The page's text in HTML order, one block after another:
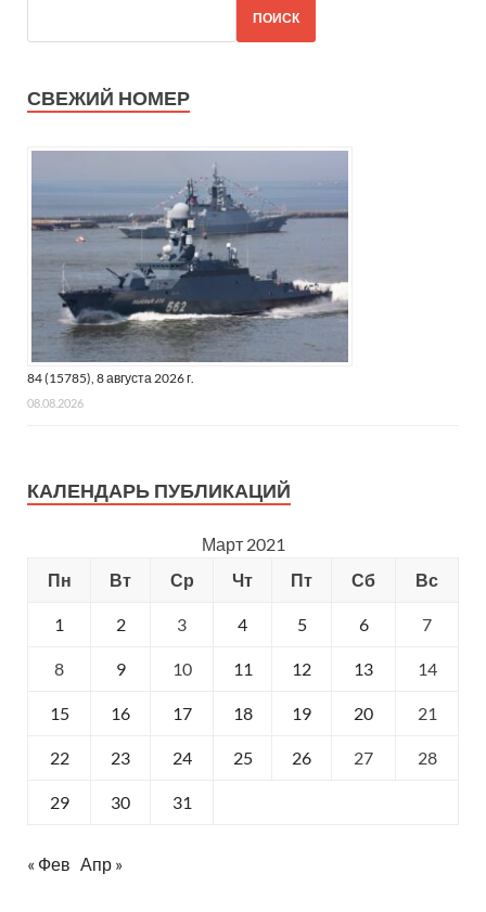
ПОИСК
СВЕЖИЙ НОМЕР
84 (15785), 8 августа 2026 г.
08.08.2026
КАЛЕНДАРЬ ПУБЛИКАЦИЙ
Март 2021
Пн
Вт Ср Чт Пт Сб Вс
1 2 3 4 5 6 7
8 9 10 11 12 13 14
15 16 17 18 19 20 21
22 23 24 25 26 27 28
29 30 31
« Фев Апр »